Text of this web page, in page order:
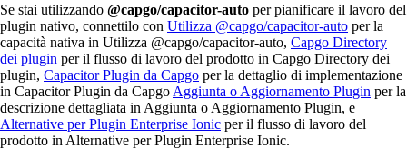
Se stai utilizzando @capgo/capacitor-auto per pianificare il lavoro del
plugin nativo, connettilo con Utilizza @capgo/capacitor-auto per la
capacità nativa in Utilizza @capgo/capacitor-auto, Capgo Directory
dei plugin per il flusso di lavoro del prodotto in Capgo Directory dei
plugin, Capacitor Plugin da Capgo per la dettaglio di implementazione
in Capacitor Plugin da Capgo Aggiunta o Aggiornamento Plugin per la
descrizione dettagliata in Aggiunta o Aggiornamento Plugin, e
Alternative per Plugin Enterprise Ionic per il flusso di lavoro del
prodotto in Alternative per Plugin Enterprise Ionic.